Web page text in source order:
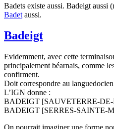
Badets existe aussi. Badeigt aussi
Badet aussi.
Badeigt
Evidemment, avec cette
principalement béarnais, comme
confirment.
Doit correspondre au
L’IGN donne :
BADEIGT [SAUVETERRE-
BADEIGT [SERRES-SAINTE-